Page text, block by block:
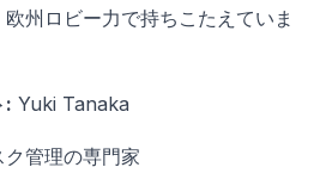
州ロビー力で持ちこたえていま
: Yuki Tanaka
管理の専門家